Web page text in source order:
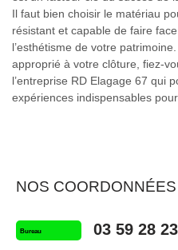
Il faut bien choisir le matériau
résistant et capable de faire
l’esthétisme de votre
approprié à votre clôture, fiez-
l’entreprise RD Elagage 67 qui
expériences indispensables
NOS COORDONNÉES
Bureau 03 59 28